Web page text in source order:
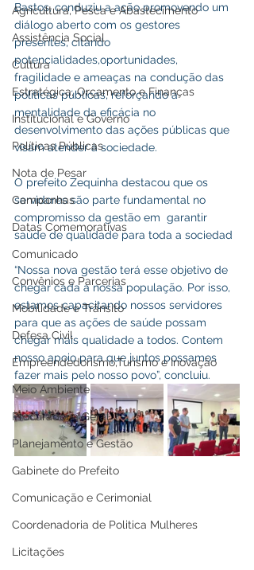
Agricultura, Pesca e Abastecimento
Assistência Social
Cultura
Estratégica, Orçamento e Finanças
Institucional e Governo
Políticas Públicas
Nota de Pesar
Campanhas
Datas Comemorativas
Comunicado
Convênios e Parcerias
Mobilidade e Trânsito
Defesa Civil
Empreendedorismo,Turismo e Inovação
Meio Ambiente
Procuradoria Geral
Planejamento e Gestão
Gabinete do Prefeito
Comunicação e Cerimonial
Coordenadoria de Politica Mulheres
Licitações
Bastos, conduziu a ação promovendo um
diálogo aberto com os gestores
presentes, citando
potencialidades,oportunidades,
fragilidade e ameaças na condução das
políticas públicas, reforçando a
mentalidade da eficácia no
desenvolvimento das ações públicas que
visam atender à sociedade.
O prefeito Zequinha destacou que os
servidores são parte fundamental no
compromisso da gestão em  garantir
saúde de qualidade para toda a sociedad
“Nossa nova gestão terá esse objetivo de
chegar cada a nossa população. Por isso,
estamos capacitando nossos servidores
para que as ações de saúde possam
chegar mais qualidade a todos. Contem
nosso apoio para que juntos possamos
fazer mais pelo nosso povo”, concluiu.